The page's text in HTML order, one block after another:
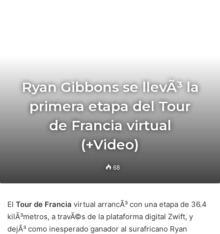
Ryan Gibbons se llevÃ³ la
primera etapa del Tour
de Francia virtual
(+Video)
68
El Tour de Francia virtual arrancÃ³ con una etapa de 36.4
kilÃ³metros, a travÃ©s de la plataforma digital Zwift, y
dejÃ³ como inesperado ganador al surafricano Ryan